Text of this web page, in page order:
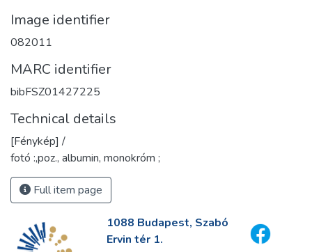
Image identifier
082011
MARC identifier
bibFSZ01427225
Technical details
[Fénykép] /
fotó :,poz., albumin, monokróm ;
Full item page
1088 Budapest, Szabó
Ervin tér 1.